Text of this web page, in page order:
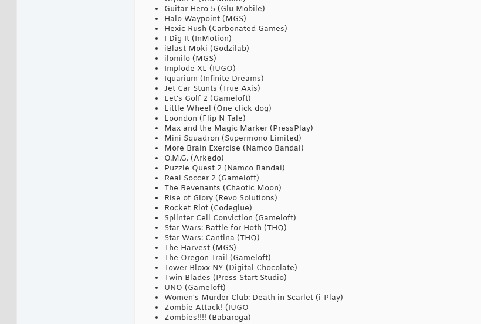
Guitar Hero 5 (Glu Mobile)
Halo Waypoint (MGS)
Hexic Rush (Carbonated Games)
I Dig It (InMotion)
iBlast Moki (Godzilab)
ilomilo (MGS)
Implode XL (IUGO)
Iquarium (Infinite Dreams)
Jet Car Stunts (True Axis)
Let's Golf 2 (Gameloft)
Little Wheel (One click dog)
Loondon (Flip N Tale)
Max and the Magic Marker (PressPlay)
Mini Squadron (Supermono Limited)
More Brain Exercise (Namco Bandai)
O.M.G. (Arkedo)
Puzzle Quest 2 (Namco Bandai)
Real Soccer 2 (Gameloft)
The Revenants (Chaotic Moon)
Rise of Glory (Revo Solutions)
Rocket Riot (Codeglue)
Splinter Cell Conviction (Gameloft)
Star Wars: Battle for Hoth (THQ)
Star Wars: Cantina (THQ)
The Harvest (MGS)
The Oregon Trail (Gameloft)
Tower Bloxx NY (Digital Chocolate)
Twin Blades (Press Start Studio)
UNO (Gameloft)
Women's Murder Club: Death in Scarlet (i-Play)
Zombie Attack! (IUGO
Zombies!!!! (Babaroga)